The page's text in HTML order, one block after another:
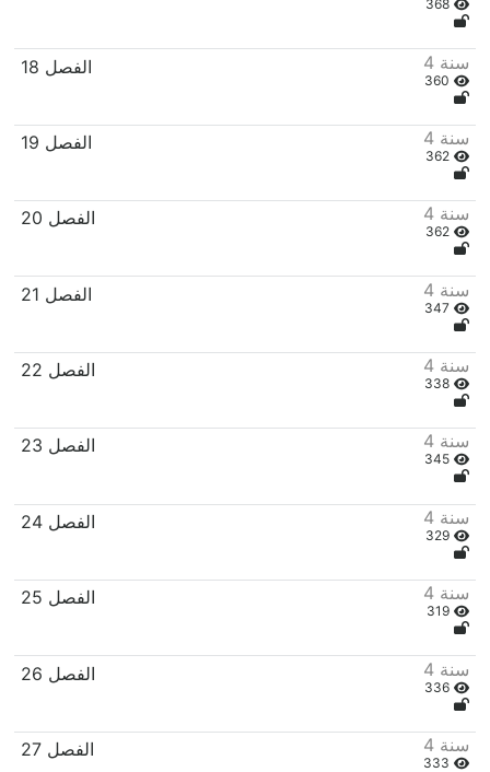
368
18 الفصل 4 سنة
360
19 الفصل 4 سنة
362
20 الفصل 4 سنة
362
21 الفصل 4 سنة
347
22 الفصل 4 سنة
338
23 الفصل 4 سنة
345
24 الفصل 4 سنة
329
25 الفصل 4 سنة
319
26 الفصل 4 سنة
336
27 الفصل 4 سنة
333